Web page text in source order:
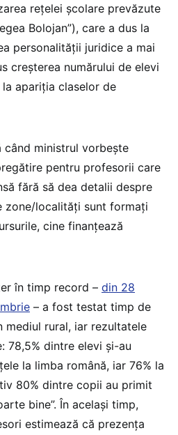
rețelei școlare prevăzute
Bolojan”), care a dus la
personalității juridice a mai
creșterea numărului de elevi
apariția claselor de
când ministrul vorbește
pentru profesorii care
fără să dea detalii despre
zone/localități sunt formați
cine finanțează
în timp record – din 28
– a fost testat timp de
mediul rural, iar rezultatele
78,5% dintre elevi și-au
la limba română, iar 76% la
80% dintre copii au primit
bine”. În același timp,
estimează că prezența